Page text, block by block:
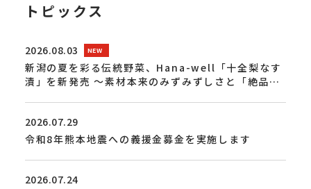
トピックス
2026.08.03
新潟の夏を彩る伝統野菜、Hana-well「十全梨なす
漬」を新発売 ～素材本来のみずみずしさと「絶品」
2026.07.29
令和8年熊本地震への義援金募金を実施します
2026.07.24